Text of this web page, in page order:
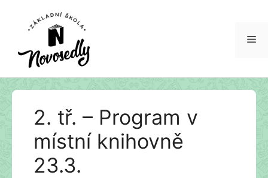
Přeskočit
2. tř. – Program v
místní knihovně
23.3.